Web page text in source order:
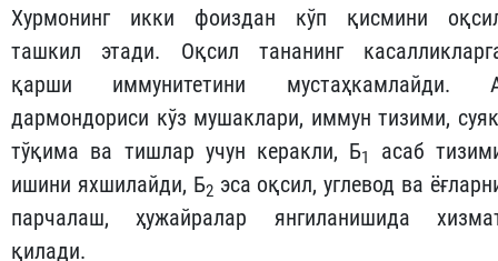
Хурмонинг икки фоиздан кўп қисмини
ташкил этади. Оқсил тананинг
қарши иммунитетини мустаҳкамлайди.
дармондориси кўз мушаклари, иммун тизими,
тўқима ва тишлар учун керакли, Б1
асаб
ишини яхшилайди, Б2эса оқсил, углевод ва
парчалаш, ҳужайралар янгиланишида
қилади.